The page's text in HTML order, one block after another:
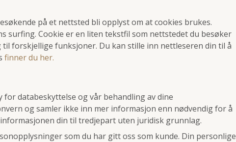
på et nettsted bli opplyst om at cookies brukes.
surfing. Cookie er en liten tekstfil som nettstedet du besøker
forskjellige funksjoner. Du kan stille inn nettleseren din til å
finner du her.
for databeskyttelse og vår behandling av dine
og samler ikke inn mer informasjon enn nødvendig for å
din til tredjepart uten juridisk grunnlag.
som du har gitt oss som kunde. Din personlige